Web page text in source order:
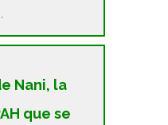
Nani, la
que se